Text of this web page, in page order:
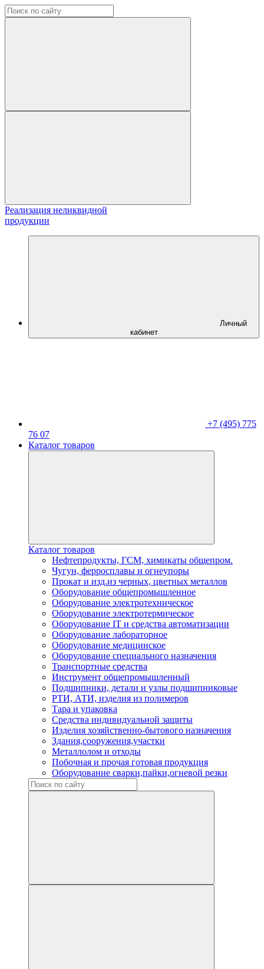
Реализация неликвидной
продукции
Личный
кабинет
+7 (495) 775
76 07
Каталог товаров
Каталог товаров
Нефтепродукты, ГСМ, химикаты общепром.
Чугун, ферросплавы и огнеупоры
Прокат и изд.из черных, цветных металлов
Оборудование общепромышленное
Оборудование электротехническое
Оборудование электротермическое
Оборудование IT и средства автоматизации
Оборудование лабораторное
Оборудование медицинское
Оборудование специального назначения
Транспортные средства
Инструмент общепромышленный
Подшипники, детали и узлы подшипниковые
РТИ, АТИ, изделия из полимеров
Тара и упаковка
Средства индивидуальной защиты
Изделия хозяйственно-бытового назначения
Здания,сооружения,участки
Металлолом и отходы
Побочная и прочая готовая продукция
Оборудование сварки,пайки,огневой резки